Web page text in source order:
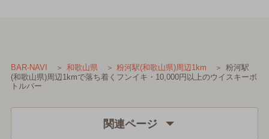
BAR-NAVI 和歌山県 粉河駅(和歌山県)周辺1km
粉河駅
(和歌山県)周辺1kmで落ち着くフンイキ・10,000円以上のウイスキーボ
トルバー
関連ページ